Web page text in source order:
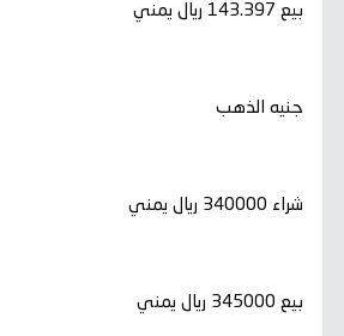
بيع 143.397 ريال يمني
جنيه الذهب
شراء 340000 ريال يمني
بيع 345000 ريال يمني